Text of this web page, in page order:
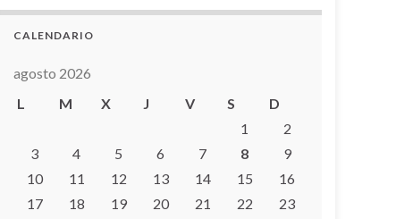
CALENDARIO
agosto 2026
L
M X J V S D
1
2
3
4 5 6 7 8
9
10
11 12 13 14 15
16
17
18 19 20 21 22
23